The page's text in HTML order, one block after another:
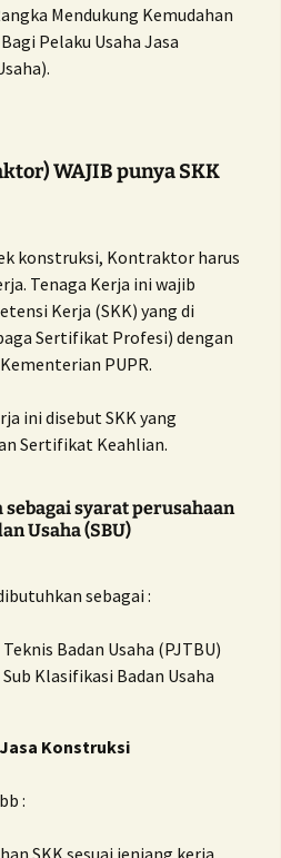
Mendukung Kemudahan
Pelaku Usaha Jasa
WAJIB punya SKK
konstruksi, Kontraktor harus
Tenaga Kerja ini wajib
Kerja (SKK) yang di
Sertifikat Profesi) dengan
PUPR.
ini disebut SKK yang
Sertifikat Keahlian.
syarat perusahaan
Usaha (SBU)
sebagai :
Badan Usaha (PJTBU)
Klasifikasi Badan Usaha
Konstruksi
:
SKK sesuai jenjang kerja,